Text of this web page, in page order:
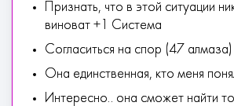
Признать, что в этой ситуации
виноват +1 Система
Согласиться на спор (47 алмаза)
Она единственная, кто меня
Интересно.. она сможет найти